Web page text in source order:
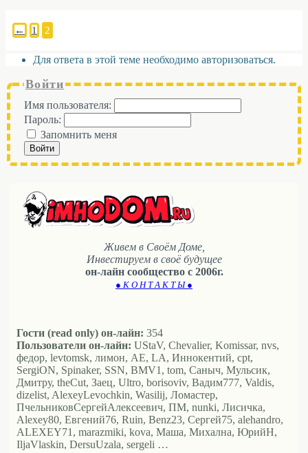
← 1 2
Для ответа в этой теме необходимо авторизоваться.
Войти
Имя пользователя:
Пароль:
Запомнить меня
Войти
Живем в Своём Доме,
Инвестируем в своё будущее
он-лайн сообщество с 2006г.
● К О Н Т А К Т Ы ●
Гости (read only) он-лайн: 354
Пользователи он-лайн: UStaV, Chevalier, Komissar, nvs,
федор, levtomsk, лимон, АЕ, LA, Иннокентий, cpt,
SergiON, Spinaker, SSN, BMV1, tom, Саныч, Мульсик,
Дмитру, theCut, Заец, Ultro, borisoviv, Вадим777, Valdis,
dizelist, AlexeyLevochkin, Wasilij, Ломастер,
ПчельниковСергейАлексеевич, ПМ, nunki, Лисичка,
Alexey80, Евгений76, Ruin, Benz23, Сергей75, alehandro,
ALEXEY71, marazmiki, kova, Маша, Михална, ЮрийН,
IljaVlaskin, DersuUzala, sergeli …